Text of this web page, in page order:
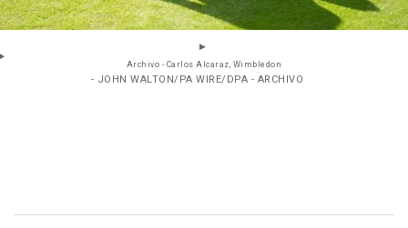
Archivo - Carlos Alcaraz, Wimbledon
- JOHN WALTON/PA WIRE/DPA - ARCHIVO